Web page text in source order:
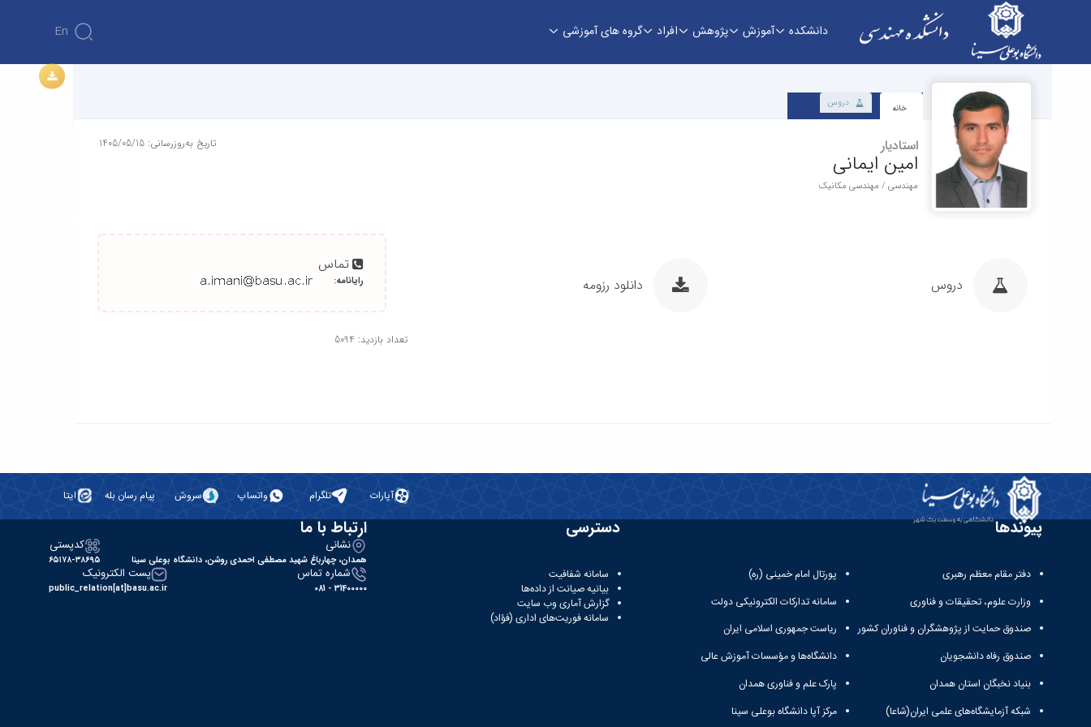
دانشکده آموزش پژوهش افراد گروه های آموزشی En
خانه دروس
استادیار تاریخ به‌روزرسانی: 1405/05/15
امین ایمانی
مهندسی / مهندسی مکانیک
تماس
رایانامه:
تعداد بازدید: 5094
دروس دانلود رزومه
آپارات تلگرام واتساپ سروش پیام رسان بله ایتا
پیوندها
دفتر مقام معظم رهبری
وزارت علوم، تحقیقات و فناوری
صندوق حمایت از پژوهشگران و فناوران کشور
صندوق رفاه دانشجویان
بنیاد نخبگان استان همدان
شبکه آزمایشگاه‌های علمی ایران(شاعا)
پورتال امام خمینی (ره)
سامانه تدارکات الکترونیکی دولت
ریاست جمهوری اسلامی ایران
دانشگاه‌ها و مؤسسات آموزش عالی
پارک علم و فناوری همدان
مرکز آپا دانشگاه بوعلی سینا
دسترسی
سامانه شفافیت
بیانیه صیانت از داده‌ها
گزارش آماری وب‌ سایت
سامانه فوریت‌های اداری (فؤاد)
ارتباط با ما
نشانی
همدان، چهارباغ شهید مصطفی احمدی روشن، دانشگاه بوعلی سینا
کدپستی
۶۵۱۷۸-۳۸۶۹۵
شماره تماس
31400000 - 081
پست الکترونیک
public_relation[at]basu.ac.ir